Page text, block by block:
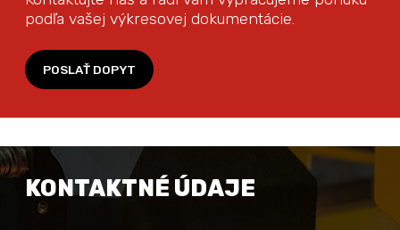
podľa vašej výkresovej dokumentácie.
POSLAŤ DOPYT
KONTAKTNÉ ÚDAJE